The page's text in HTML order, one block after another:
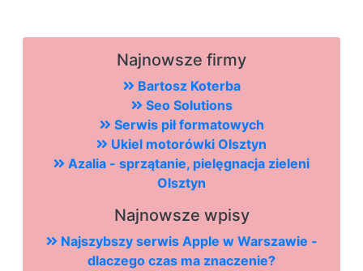
Najnowsze firmy
Bartosz Koterba
Seo Solutions
Serwis pił formatowych
Ukiel motorówki Olsztyn
Azalia - sprzątanie, pielęgnacja zieleni
Olsztyn
Najnowsze wpisy
Najszybszy serwis Apple w Warszawie -
dlaczego czas ma znaczenie?